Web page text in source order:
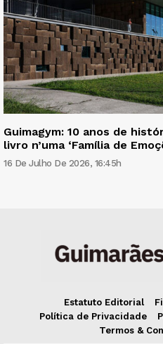
Guimagym: 10 anos de
livro n’uma ‘Família de
16 De Julho De 2026, 16:45h
Estatuto Editorial
Política de Privacidade
Termos &